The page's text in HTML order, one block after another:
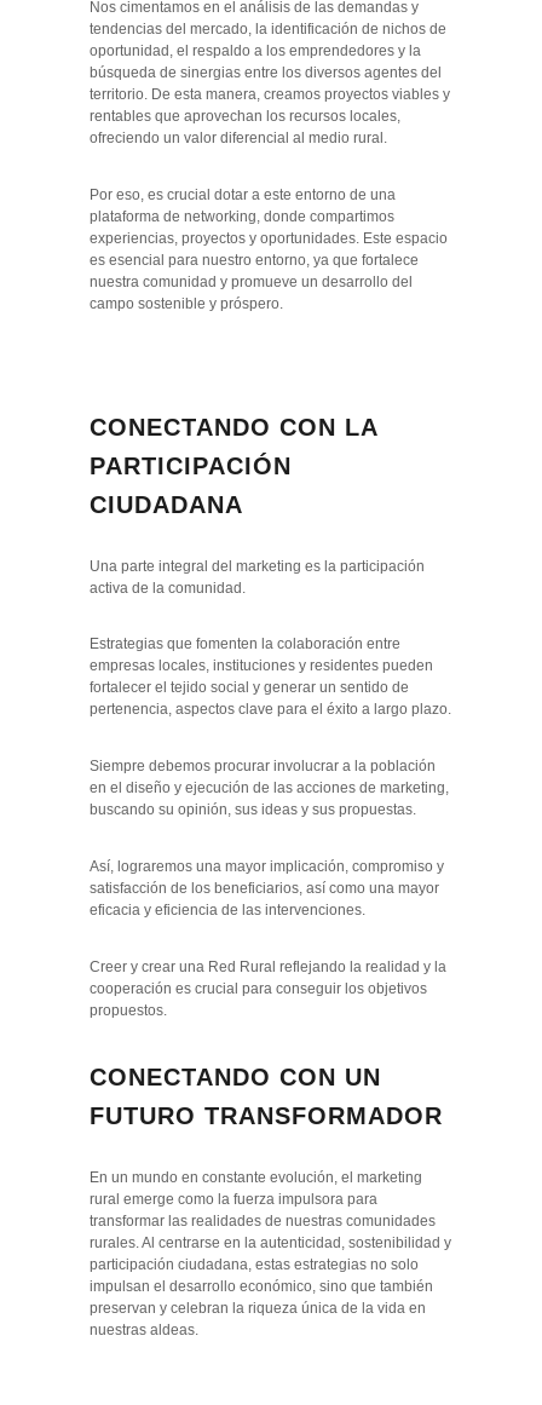
Nos cimentamos en el análisis de las demandas y
tendencias del mercado, la identificación de nichos de
oportunidad, el respaldo a los emprendedores y la
búsqueda de sinergias entre los diversos agentes del
territorio. De esta manera, creamos proyectos viables y
rentables que aprovechan los recursos locales,
ofreciendo un valor diferencial al medio rural.
Por eso, es crucial dotar a este entorno de una
plataforma de networking, donde compartimos
experiencias, proyectos y oportunidades. Este espacio
es esencial para nuestro entorno, ya que fortalece
nuestra comunidad y promueve un desarrollo del
campo sostenible y próspero.
CONECTANDO CON LA
PARTICIPACIÓN
CIUDADANA
Una parte integral del marketing es la participación
activa de la comunidad.
Estrategias que fomenten la colaboración entre
empresas locales, instituciones y residentes pueden
fortalecer el tejido social y generar un sentido de
pertenencia, aspectos clave para el éxito a largo plazo.
Siempre debemos procurar involucrar a la población
en el diseño y ejecución de las acciones de marketing,
buscando su opinión, sus ideas y sus propuestas.
Así, lograremos una mayor implicación, compromiso y
satisfacción de los beneficiarios, así como una mayor
eficacia y eficiencia de las intervenciones.
Creer y crear una Red Rural reflejando la realidad y la
cooperación es crucial para conseguir los objetivos
propuestos.
CONECTANDO CON UN
FUTURO TRANSFORMADOR
En un mundo en constante evolución, el marketing
rural emerge como la fuerza impulsora para
transformar las realidades de nuestras comunidades
rurales. Al centrarse en la autenticidad, sostenibilidad y
participación ciudadana, estas estrategias no solo
impulsan el desarrollo económico, sino que también
preservan y celebran la riqueza única de la vida en
nuestras aldeas.